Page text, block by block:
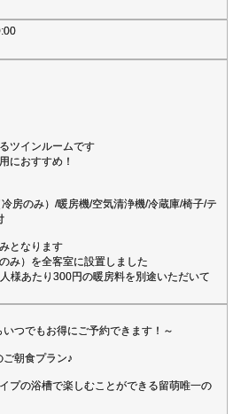
ツインルームです
におすすめ！
房のみ）/暖房機/空気清浄機/冷蔵庫/椅子/テ
となります
み）を全客室に設置しました
様あたり300円の暖房料を別途いただいて
つでもお得にご予約できます！～
朝食プラン♪
プの浴槽で楽しむことができる留萌唯一の